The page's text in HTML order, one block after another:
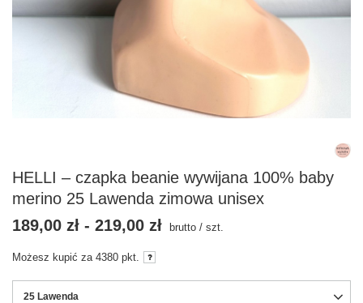
HELLI – czapka beanie wywijana 100% baby
merino 25 Lawenda zimowa unisex
25 Lawenda
189,00 zł - 219,00 zł brutto / szt.
Możesz kupić za 4380 pkt.